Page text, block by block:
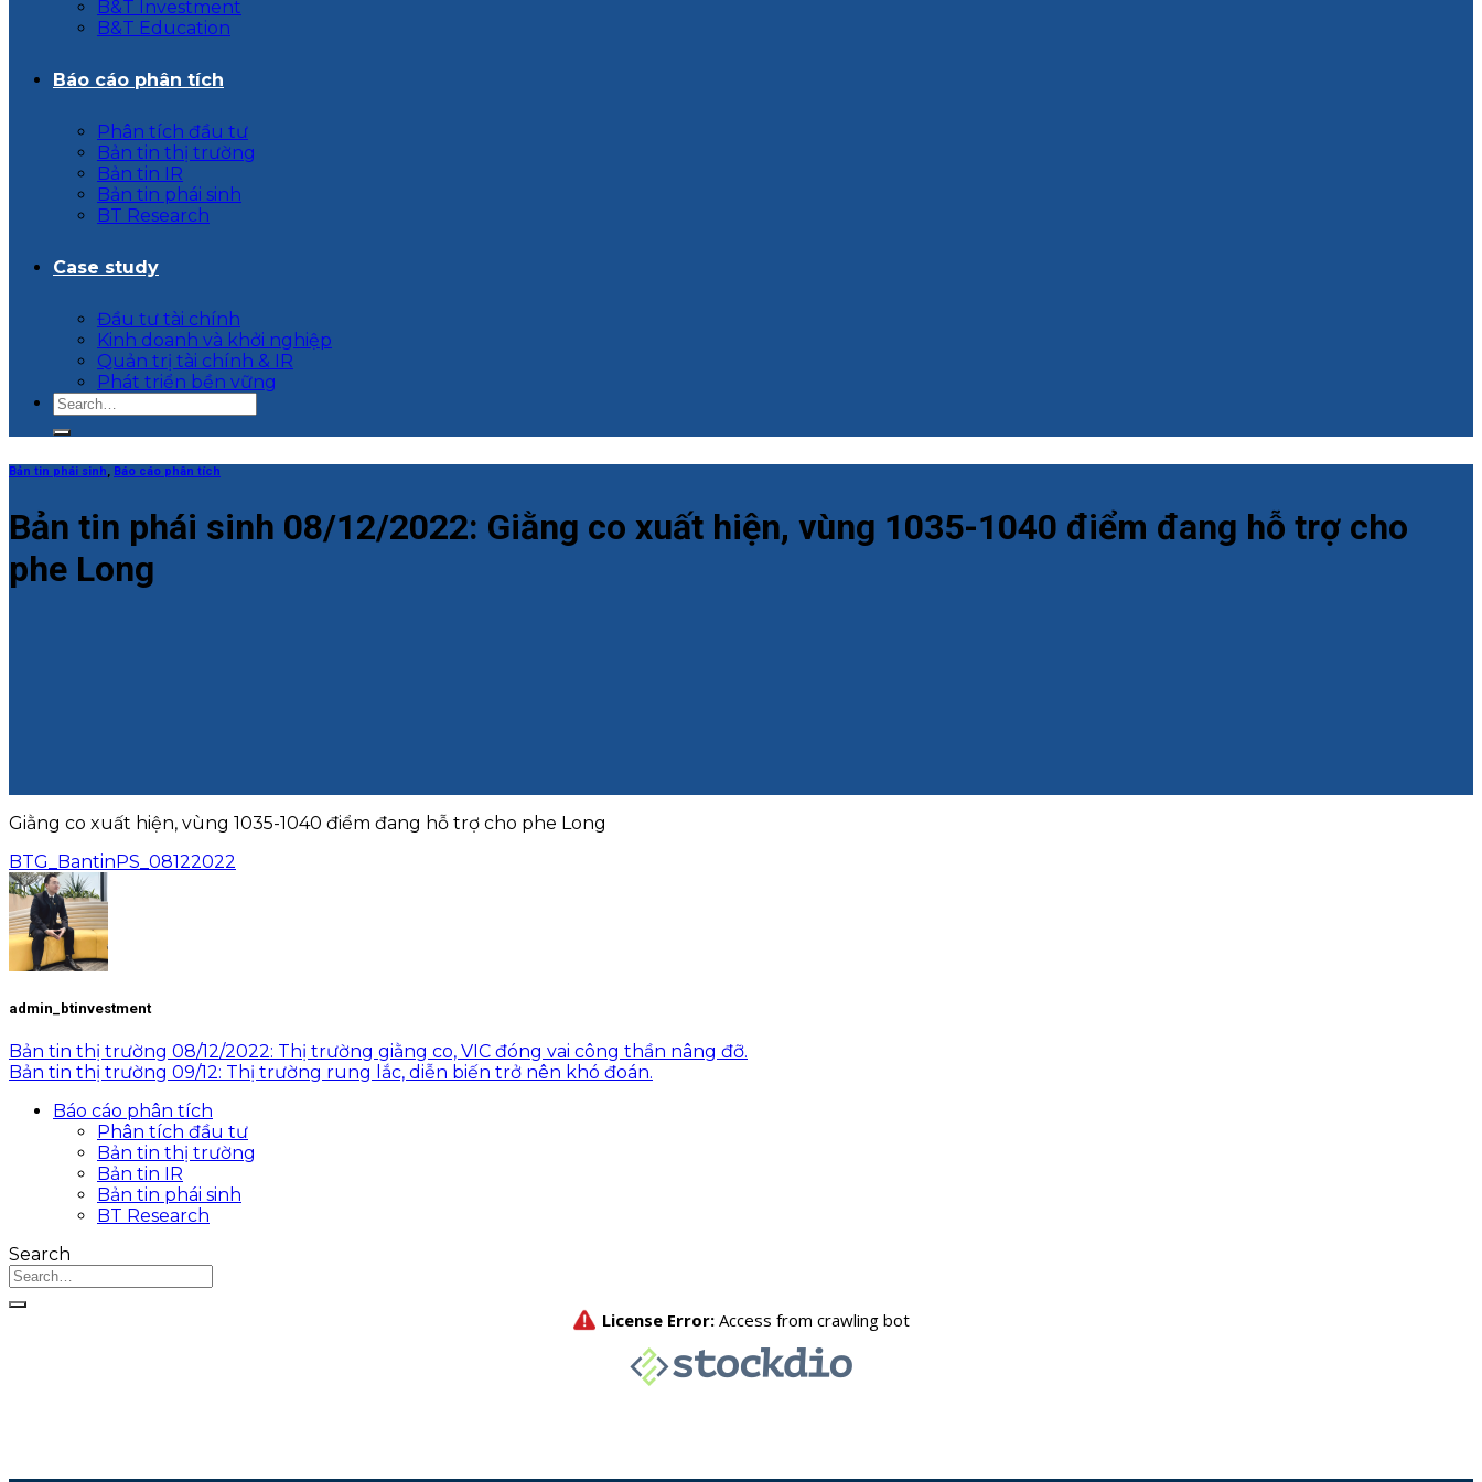
B&T Investment
B&T Education
Báo cáo phân tích
Phân tích đầu tư
Bản tin thị trường
Bản tin IR
Bản tin phái sinh
BT Research
Case study
Đầu tư tài chính
Kinh doanh và khởi nghiệp
Quản trị tài chính & IR
Phát triển bền vững
Bản tin phái sinh, Báo cáo phân tích
Bản tin phái sinh 08/12/2022: Giằng co xuất hiện, vùng 1035-1040 điểm đang hỗ trợ cho
phe Long
Giằng co xuất hiện, vùng 1035-1040 điểm đang hỗ trợ cho phe Long
BTG_BantinPS_08122022
admin_btinvestment
Bản tin thị trường 08/12/2022: Thị trường giằng co, VIC đóng vai công thần nâng đỡ.
Bản tin thị trường 09/12: Thị trường rung lắc, diễn biến trở nên khó đoán.
Báo cáo phân tích
Phân tích đầu tư
Bản tin thị trường
Bản tin IR
Bản tin phái sinh
BT Research
Search